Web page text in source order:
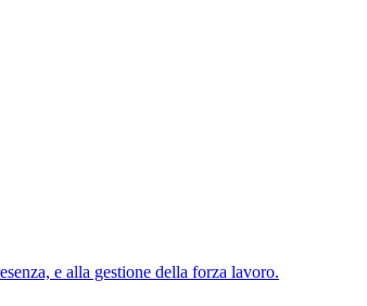
e alla gestione della forza lavoro.